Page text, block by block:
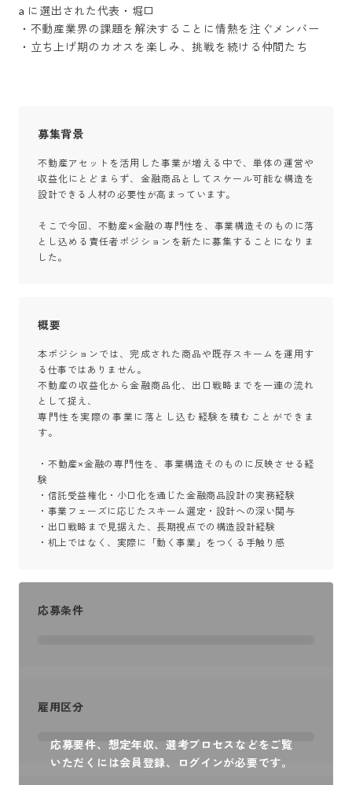
a に選出された代表・堀口
・不動産業界の課題を解決することに情熱を注ぐメンバー
・立ち上げ期のカオスを楽しみ、挑戦を続ける仲間たち
募集背景
不動産アセットを活用した事業が増える中で、単体の運営や
収益化にとどまらず、金融商品としてスケール可能な構造を
設計できる人材の必要性が高まっています。
そこで今回、不動産×金融の専門性を、事業構造そのものに落
とし込める責任者ポジションを新たに募集することになりま
した。
概要
本ポジションでは、完成された商品や既存スキームを運用す
る仕事ではありません。
不動産の収益化から金融商品化、出口戦略までを一連の流れ
として捉え、
専門性を実際の事業に落とし込む経験を積むことができま
す。
・不動産×金融の専門性を、事業構造そのものに反映させる経
験
・信託受益権化・小口化を通じた金融商品設計の実務経験
・事業フェーズに応じたスキーム選定・設計への深い関与
・出口戦略まで見据えた、長期視点での構造設計経験
・机上ではなく、実際に「動く事業」をつくる手触り感
応募要件、想定年収、選考プロセスなどをご覧
いただくには会員登録、ログインが必要です。
応募条件
雇用区分